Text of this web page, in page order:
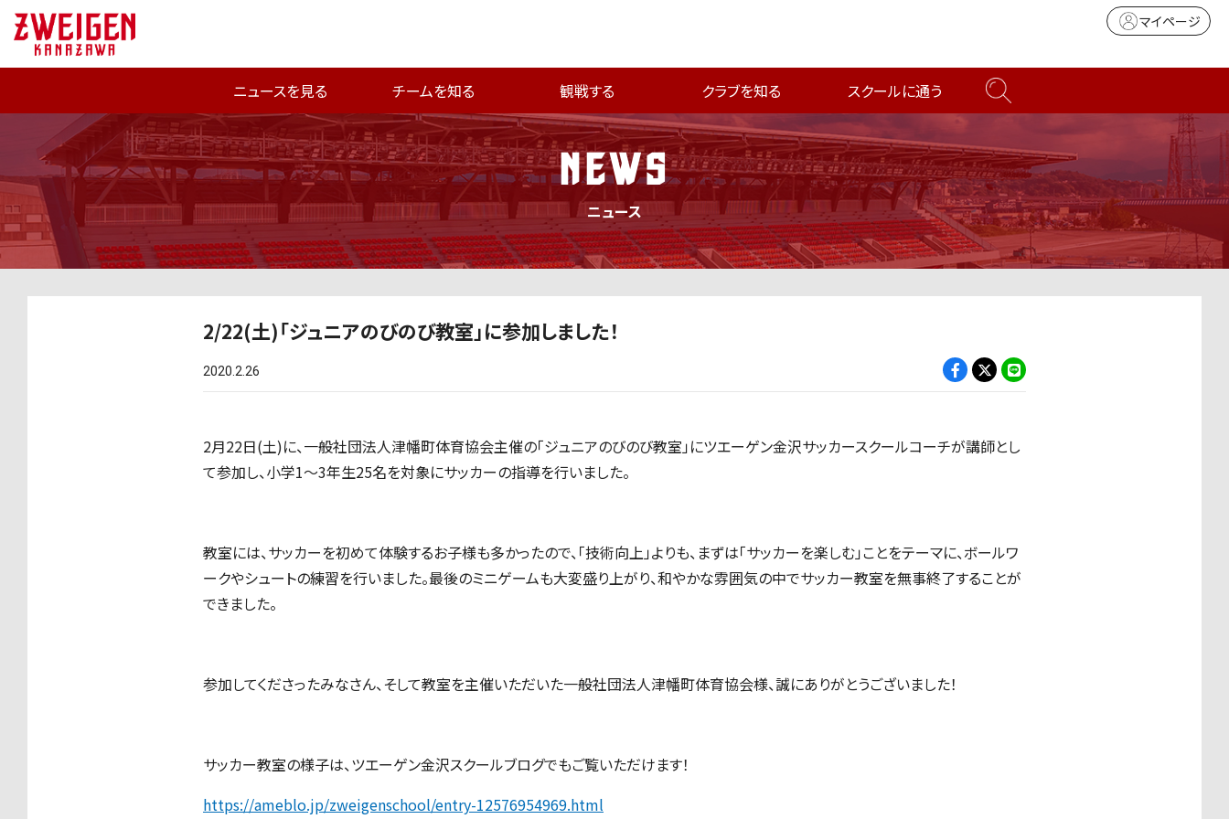
マイページ
ニュースを見る チームを知る 観戦する クラブを知る スクールに通う
NEWS
ニュース
2/22(土)「ジュニアのびのび教室」に参加しました！
2020.2.26
2月22日(土)に、一般社団法人津幡町体育協会主催の「ジュニアのびのび教室」にツエーゲン金沢サッカースクールコーチが講師とし
て参加し、小学1～3年生25名を対象にサッカーの指導を行いました。
教室には、サッカーを初めて体験するお子様も多かったので、「技術向上」よりも、まずは「サッカーを楽しむ」ことをテーマに、ボールワ
ークやシュートの練習を行いました。最後のミニゲームも大変盛り上がり、和やかな雰囲気の中でサッカー教室を無事終了することが
できました。
参加してくださったみなさん、そして教室を主催いただいた一般社団法人津幡町体育協会様、誠にありがとうございました！
サッカー教室の様子は、ツエーゲン金沢スクールブログでもご覧いただけます！
https://ameblo.jp/zweigenschool/entry-12576954969.html